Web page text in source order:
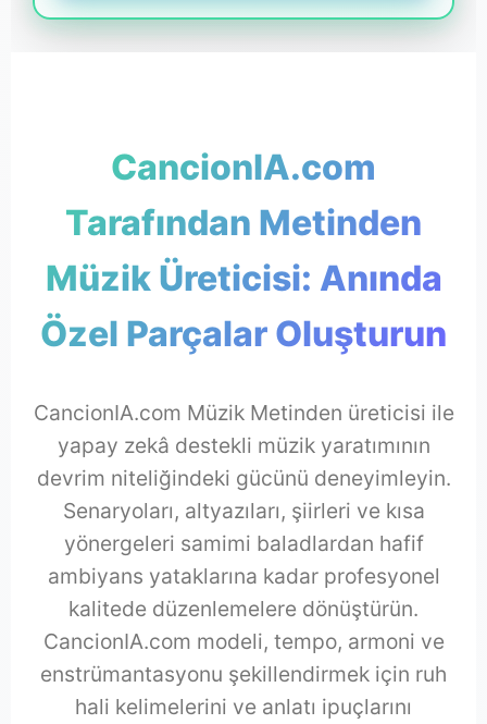
CancionIA.com
Tarafından Metinden
Müzik Üreticisi: Anında
Özel Parçalar Oluşturun
CancionIA.com Müzik Metinden üreticisi ile
yapay zekâ destekli müzik yaratımının
devrim niteliğindeki gücünü deneyimleyin.
Senaryoları, altyazıları, şiirleri ve kısa
yönergeleri samimi baladlardan hafif
ambiyans yataklarına kadar profesyonel
kalitede düzenlemelere dönüştürün.
CancionIA.com modeli, tempo, armoni ve
enstrümantasyonu şekillendirmek için ruh
hali kelimelerini ve anlatı ipuçlarını